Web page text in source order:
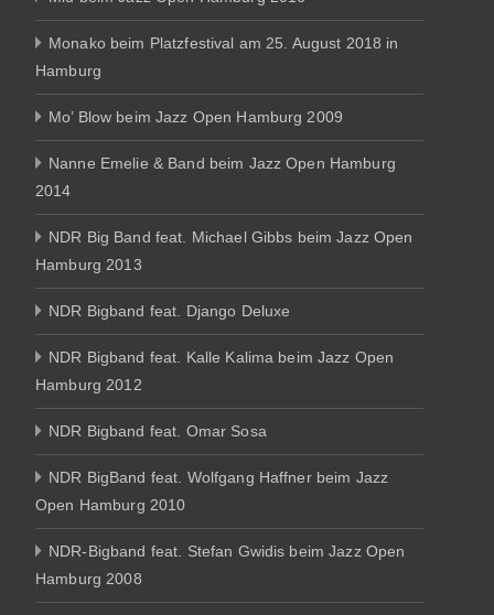
Monako beim Platzfestival am 25. August 2018 in
Hamburg
Mo’ Blow beim Jazz Open Hamburg 2009
Nanne Emelie & Band beim Jazz Open Hamburg
2014
NDR Big Band feat. Michael Gibbs beim Jazz Open
Hamburg 2013
NDR Bigband feat. Django Deluxe
NDR Bigband feat. Kalle Kalima beim Jazz Open
Hamburg 2012
NDR Bigband feat. Omar Sosa
NDR BigBand feat. Wolfgang Haffner beim Jazz
Open Hamburg 2010
NDR-Bigband feat. Stefan Gwidis beim Jazz Open
Hamburg 2008